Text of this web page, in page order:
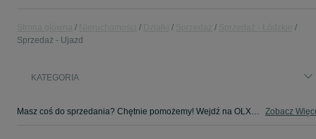
Sprzedaż - Ujazd
KATEGORIA
Masz coś do sprzedania? Chętnie pomożemy! Wejdź na OLX, dodaj ofertę i sprzedaj w kategorii Sprzedaż - Ujazd i okolice! Zobacz